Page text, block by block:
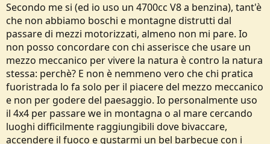
Secondo me si (ed io uso un 4700cc V8 a benzina), tant'è
che non abbiamo boschi e montagne distrutti dal
passare di mezzi motorizzati, almeno non mi pare. Io
non posso concordare con chi asserisce che usare un
mezzo meccanico per vivere la natura è contro la natura
stessa: perchè? E non è nemmeno vero che chi pratica
fuoristrada lo fa solo per il piacere del mezzo meccanico
e non per godere del paesaggio. Io personalmente uso
il 4x4 per passare we in montagna o al mare cercando
luoghi difficilmente raggiungibili dove bivaccare,
accendere il fuoco e gustarmi un bel barbecue con i